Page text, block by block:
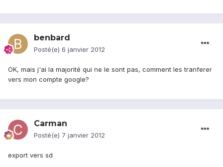
benbard
Posté(e) 6 janvier 2012
OK, mais j'ai la majorité qui ne le sont pas, comment les tranferer
vers mon compte google?
Carman
Posté(e) 7 janvier 2012
export vers sd